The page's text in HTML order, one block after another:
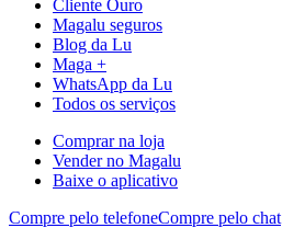
Cliente Ouro
Magalu seguros
Blog da Lu
Maga +
WhatsApp da Lu
Todos os serviços
Comprar na loja
Vender no Magalu
Baixe o aplicativo
Compre pelo telefoneCompre pelo chat